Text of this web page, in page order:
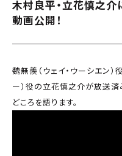
木村良平・立花慎之介
動画公開！
魏無羨（ウェイ・ウーシエン
ー）役の立花慎之介が放送
どころを語ります。